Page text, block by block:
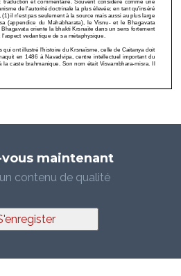
maintenant
contenu de qualité